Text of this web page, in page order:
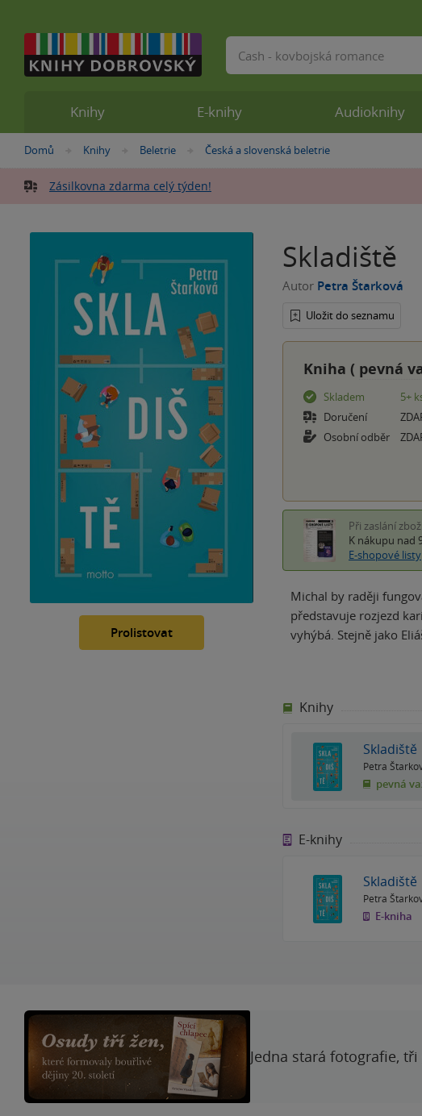
Nacházíte
zde:
Domů »
Knihy »
Beletrie »
Česká a slovenská beletrie
Zásilkovna zdarma celý týden!
Prolistovat
Skladiště
Autor Petra Štarková
Uložit do seznamu
Kniha ( pevná
Skladem
5+
Doručení
Osobní odběr
Při zaslání
K nákupu nad
E-shopové listy
Michal by raději
představuje rozjezd
vyhýbá. Stejně jako
Knihy
Skladiště
Petra
pevná
E-knihy
Skladiště
Petra
E-kniha
Jedna stará fotografie,
Knihy E-knihy Audioknihy
Vyhledávání